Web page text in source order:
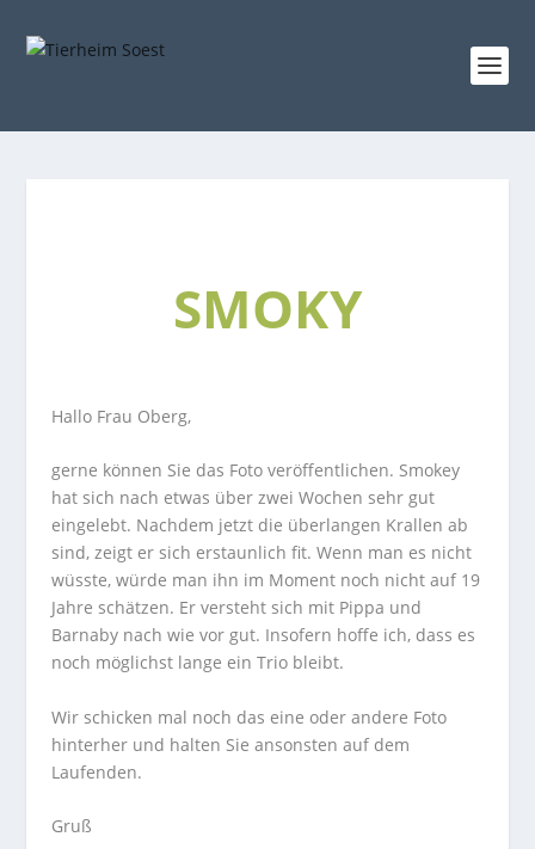
SMOKY
Hallo Frau Oberg,
gerne können Sie das Foto veröffentlichen. Smokey
hat sich nach etwas über zwei Wochen sehr gut
eingelebt. Nachdem jetzt die überlangen Krallen ab
sind, zeigt er sich erstaunlich fit. Wenn man es nicht
wüsste, würde man ihn im Moment noch nicht auf 19
Jahre schätzen. Er versteht sich mit Pippa und
Barnaby nach wie vor gut. Insofern hoffe ich, dass es
noch möglichst lange ein Trio bleibt.
Wir schicken mal noch das eine oder andere Foto
hinterher und halten Sie ansonsten auf dem
Laufenden.
Gruß